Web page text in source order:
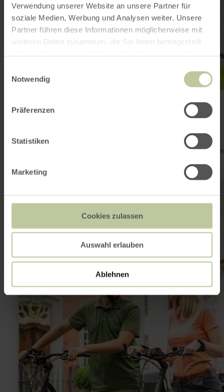
Verwendung unserer Website an unsere Partner für
soziale Medien, Werbung und Analysen weiter. Unsere
Partner führen diese Informationen möglicherweise mit
weiteren Daten zusammen, die Sie ihnen bereitgestellt
Notwendig
Präferenzen
Statistiken
Marketing
Cookies zulassen
Auswahl erlauben
Ablehnen
Pedelec-Verleih Nationalpark-
Infopunkt Einruhr
Vandaag geopend
Verken de avonturenregio Nationaal Park Eifel per elektrische
informatie
over:
Tor